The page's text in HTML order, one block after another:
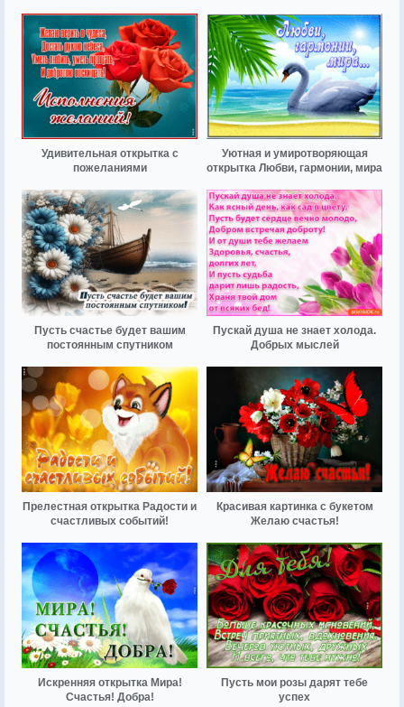
Удивительная открытка с
пожеланиями
Уютная и умиротворяющая
открытка Любви, гармонии, мира
Пусть счастье будет вашим
постоянным спутником
Пускай душа не знает холода.
Добрых мыслей
Прелестная открытка Радости и
счастливых событий!
Красивая картинка с букетом
Желаю счастья!
Искренняя открытка Мира!
Счастья! Добра!
Пусть мои розы дарят тебе
успех